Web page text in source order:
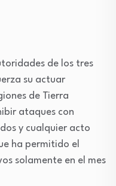
de los tres
su actuar
de Tierra
ataques con
y cualquier acto
ha permitido el
solamente en el mes